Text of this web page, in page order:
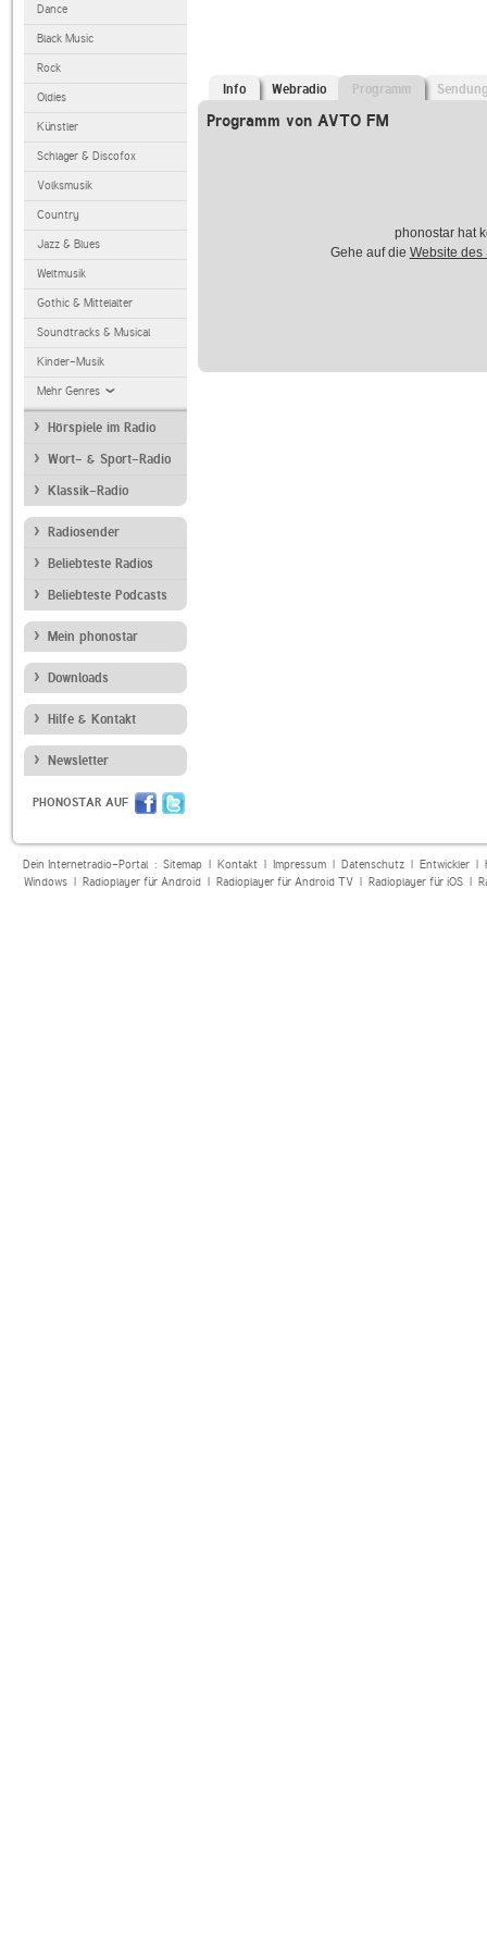
Dance
Black Music
Rock
Oldies
Künstler
Schlager & Discofox
Volksmusik
Country
Jazz & Blues
Weltmusik
Gothic & Mittelalter
Soundtracks & Musical
Kinder-Musik
Mehr Genres
Hörspiele im Radio
Wort- & Sport-Radio
Klassik-Radio
Radiosender
Beliebteste Radios
Beliebteste Podcasts
Mein phonostar
Downloads
Hilfe & Kontakt
Newsletter
PHONOSTAR AUF
Info Webradio Programm
Programm von AVTO FM
phonostar hat
Gehe auf die Website des
Dein Internetradio-Portal : Sitemap| Kontakt| Impressum| Datenschutz| Entwickler|
Windows| Radioplayer für Android| Radioplayer für Android TV| Radioplayer für iOS|